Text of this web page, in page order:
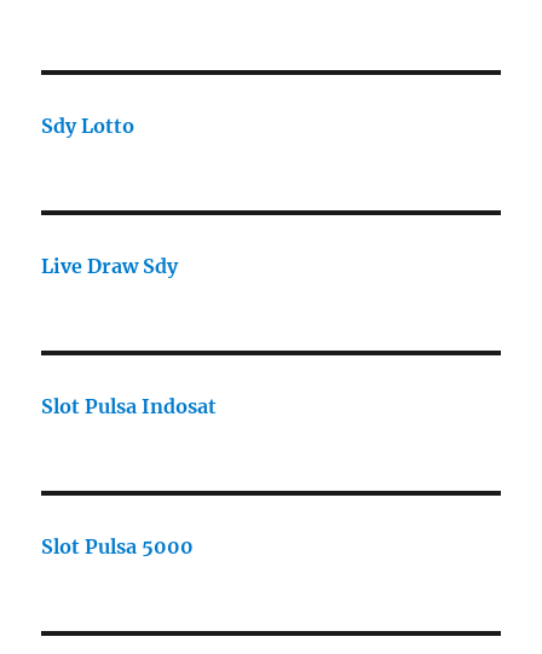
Sdy Lotto
Live Draw Sdy
Slot Pulsa Indosat
Slot Pulsa 5000